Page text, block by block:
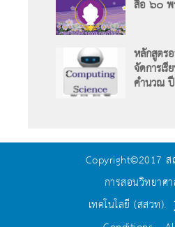
สื่อ ๖๐ พ
หลักสูตร
จัดการเรี
คำนวณ
Copyright©2017 ส
การสอนวิทยาศ
เทคโนโลยี (สสวท).